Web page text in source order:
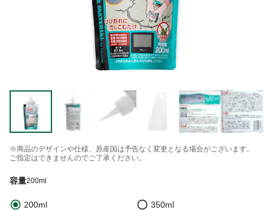
※商品のデザインや仕様、原産国は予告なく変更となる場合がございます。
ご指定はできませんのでご了承ください。
容量200ml
200ml
350ml